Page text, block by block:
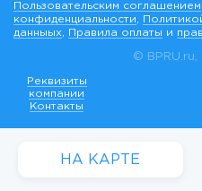
НА КАРТЕ
Реквизиты
компании
Контакты
© BPRU.ru,
Пользовательским соглашением
конфиденциальности
данныых
Правила оплаты и